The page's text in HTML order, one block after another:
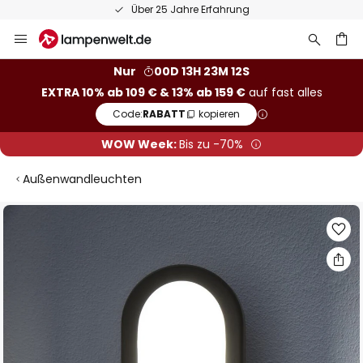
Über 25 Jahre Erfahrung
Inhalt
Nur
00D 13H 23M 11S
EXTRA 10% ab 109 € & 13% ab 159 €auf fast alles
Code:RABATT kopieren
WOW Week:Bis zu -70%
Außenwandleuchten
Zum